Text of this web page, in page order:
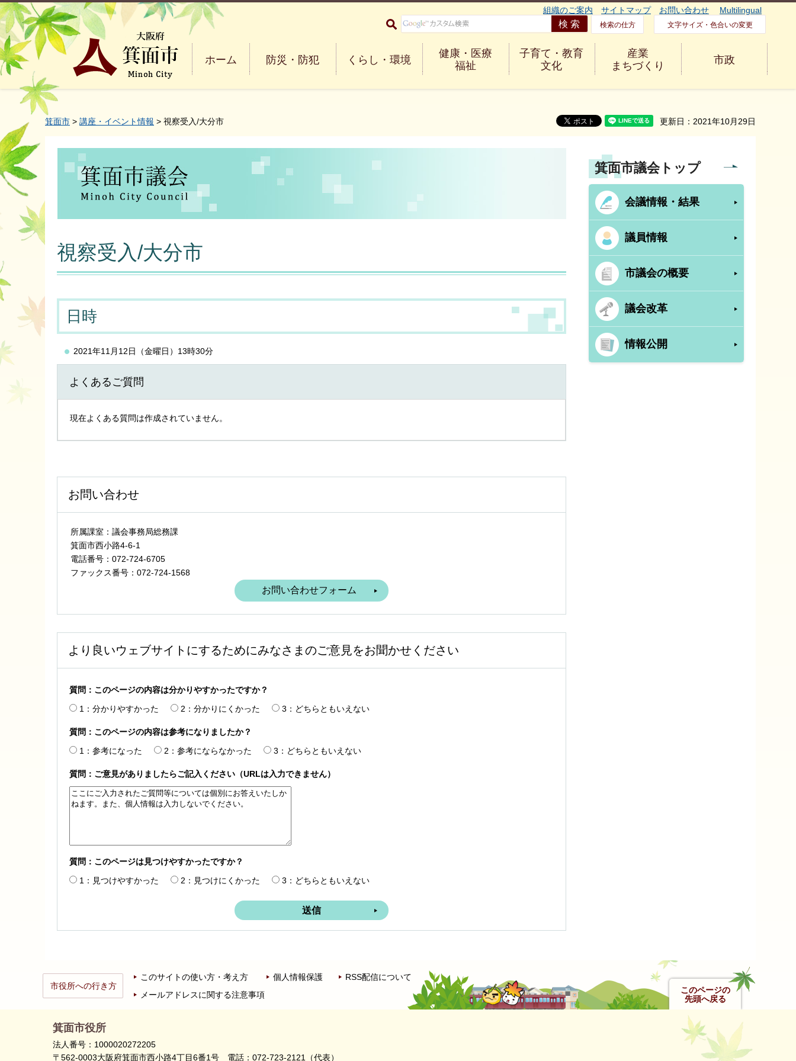
大阪府箕面市 Minoh City
組織のご案内 サイトマップ お問い合わせ Multilingual
検索の仕方 文字サイズ・色合いの変更
ホーム 防災・防犯 くらし・環境
健康・医療
福祉
子育て・教育
文化
産業
まちづくり
市政
箕面市 > 講座・イベント情報 > 視察受入/大分市 更新日：2021年10月29日
視察受入/大分市
日時
2021年11月12日（金曜日）13時30分
よくあるご質問
現在よくある質問は作成されていません。
お問い合わせ
所属課室：議会事務局総務課
箕面市西小路4‐6‐1
電話番号：072-724-6705
ファックス番号：072-724-1568
より良いウェブサイトにするためにみなさまのご意見をお聞かせください
質問：このページの内容は分かりやすかったですか？
1：分かりやすかった
2：分かりにくかった 3：どちらともいえない
質問：このページの内容は参考になりましたか？
1：参考になった
2：参考にならなかった 3：どちらともいえない
質問：ご意見がありましたらご記入ください（URLは入力できません）
質問：このページは見つけやすかったですか？
1：見つけやすかった
2：見つけにくかった 3：どちらともいえない
箕面市議会トップ
会議情報・結果
議員情報
市議会の概要
議会改革
情報公開
このページの
先頭へ戻る
市役所への行き方
このサイトの使い方・考え方 個人情報保護
RSS配信について
メールアドレスに関する注意事項
箕面市役所
法人番号：1000020272205
〒562-0003大阪府箕面市西小路4丁目6番1号 電話：072-723-2121（代表）